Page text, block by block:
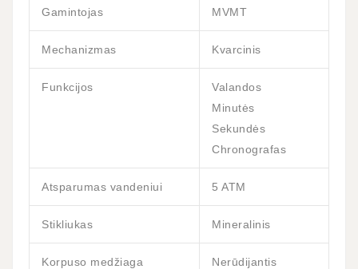
Gamintojas MVMT
Mechanizmas Kvarcinis
Funkcijos
Valandos
Minutės
Sekundės
Chronografas
Atsparumas vandeniui 5 ATM
Stikliukas Mineralinis
Korpuso medžiaga
Nerūdijantis